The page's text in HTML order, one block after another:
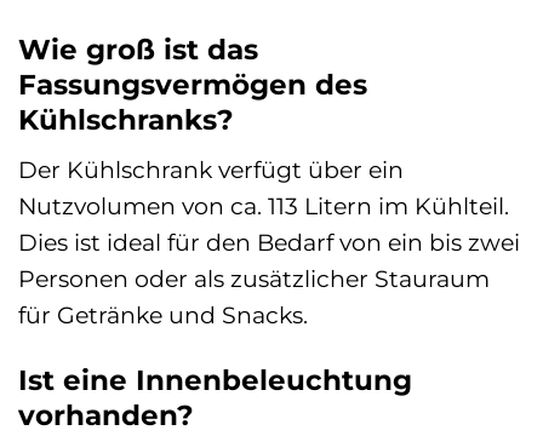
Wie groß ist das
Fassungsvermögen des
Kühlschranks?
Der Kühlschrank verfügt über ein
Nutzvolumen von ca. 113 Litern im Kühlteil.
Dies ist ideal für den Bedarf von ein bis zwei
Personen oder als zusätzlicher Stauraum
für Getränke und Snacks.
Ist eine Innenbeleuchtung
vorhanden?